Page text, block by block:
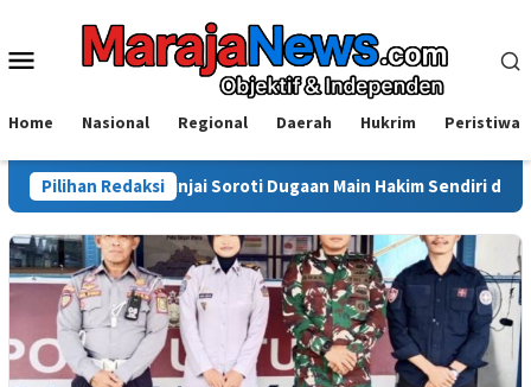
konten
Menu
Home Nasional Regional Daerah Hukrim Peristiwa
Pilihan Redaksi
Sinjai Soroti Dugaan Main Hakim Sendiri di Morowali: